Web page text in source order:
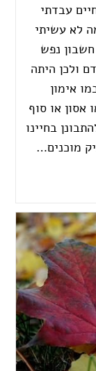
עבדתי
לא עשיתי
נפש
ולכן היתה
אימון
אסון או סוף
בחיינו
מוכנים…